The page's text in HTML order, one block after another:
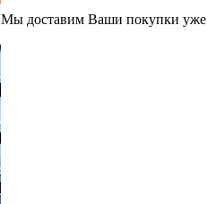
Мы доставим Ваши покупки уже